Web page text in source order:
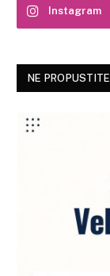
Instagram
NE PROPUSTITE